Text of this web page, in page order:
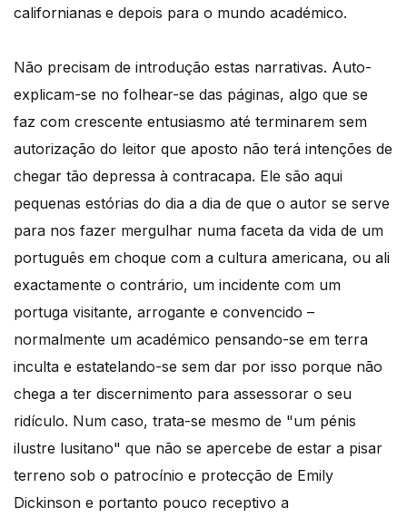
californianas e depois para o mundo académico.
Não precisam de introdução estas narrativas. Auto-
explicam-se no folhear-se das páginas, algo que se
faz com crescente entusiasmo até terminarem sem
autorização do leitor que aposto não terá intenções de
chegar tão depressa à contracapa. Ele são aqui
pequenas estórias do dia a dia de que o autor se serve
para nos fazer mergulhar numa faceta da vida de um
português em choque com a cultura americana, ou ali
exactamente o contrário, um incidente com um
portuga visitante, arrogante e convencido –
normalmente um académico pensando-se em terra
inculta e estatelando-se sem dar por isso porque não
chega a ter discernimento para assessorar o seu
ridículo. Num caso, trata-se mesmo de "um pénis
ilustre lusitano" que não se apercebe de estar a pisar
terreno sob o patrocínio e protecção de Emily
Dickinson e portanto pouco receptivo a